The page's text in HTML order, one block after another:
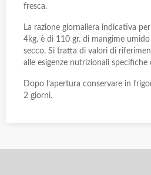
fresca.
La razione giornaliera indicativa
4kg. è di 110 gr. di mangime
secco. Si tratta di valori di
alle esigenze nutrizionali specifiche
Dopo l’apertura conservare in
2 giorni.